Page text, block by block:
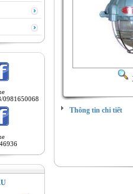
0981650068
Thông tin chi tiết